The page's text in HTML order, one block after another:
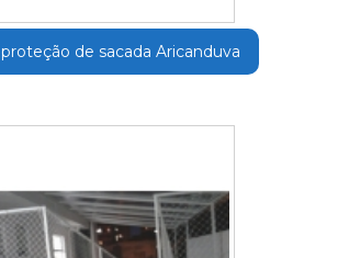
de sacada Aricanduva